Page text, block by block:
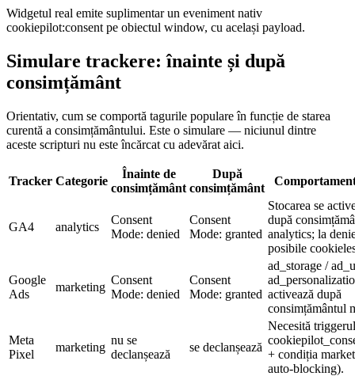
Widgetul real emite suplimentar un eveniment nativ
cookiepilot:consent pe obiectul window, cu același payload.
Simulare trackere: înainte și după
consimțământ
Orientativ, cum se comportă tagurile populare în funcție de starea
curentă a consimțământului. Este o simulare — niciunul dintre
aceste scripturi nu este încărcat cu adevărat aici.
Tracker Categorie
Înainte de
consimțământ
După
consimțământ
GA4 analytics
Consent
Mode: denied
Consent
Mode: granted
Stocarea se
după
analytics; la
posibile
Google
Ads
marketing
Consent
Mode: denied
Consent
Mode: granted
ad_storage /
activează după
consimțământul
Meta
Pixel
marketing
nu se
declanșează
se declanșează
Necesită triggerul
+ condiția
auto-blocking).